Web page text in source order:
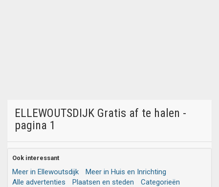
ELLEWOUTSDIJK Gratis af te halen -
pagina 1
Ook interessant
Meer in Ellewoutsdijk
Meer in Huis en Inrichting
Alle advertenties
Plaatsen en steden Categorieën